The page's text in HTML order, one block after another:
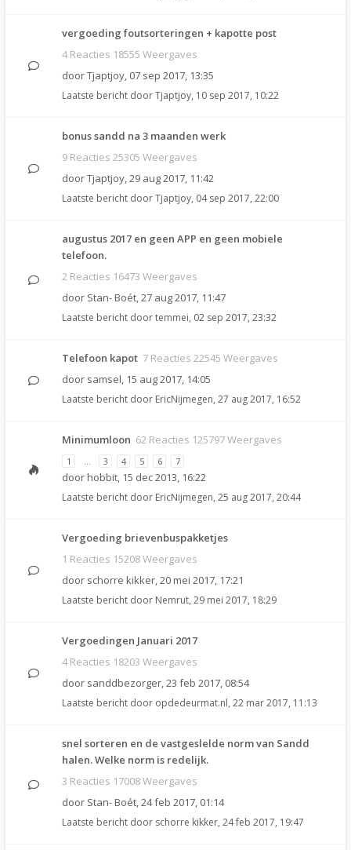
vergoeding foutsorteringen + kapotte post
4 Reacties 18555 Weergaves
doorTjaptjoy, 07 sep 2017, 13:35
Laatste bericht doorTjaptjoy, 10 sep 2017, 10:22
bonus sandd na 3 maanden werk
9 Reacties 25305 Weergaves
doorTjaptjoy,29 aug 2017, 11:42
Laatste bericht doorTjaptjoy, 04 sep 2017, 22:00
augustus 2017 en geen APP en geen mobiele
telefoon.
2 Reacties 16473 Weergaves
door Stan- Boét,27 aug 2017, 11:47
Laatste bericht doortemmei, 02 sep 2017, 23:32
Telefoon kapot 7 Reacties 22545 Weergaves
door samsel, 15 aug 2017, 14:05
Laatste bericht door EricNijmegen, 27 aug 2017, 16:52
Minimumloon 62 Reacties 125797 Weergaves
1 … 3 4 5 6 7
door hobbit, 15 dec 2013, 16:22
Laatste bericht door EricNijmegen, 25 aug 2017, 20:44
Vergoeding brievenbuspakketjes
1 Reacties 15208 Weergaves
door schorre kikker,20 mei 2017, 17:21
Laatste bericht door Nemrut, 29 mei 2017, 18:29
Vergoedingen Januari 2017
4 Reacties 18203 Weergaves
door sanddbezorger,23 feb 2017, 08:54
Laatste bericht door opdedeurmat.nl, 22 mar 2017, 11:13
snel sorteren en de vastgeslelde norm van Sandd
halen. Welke norm is redelijk.
3 Reacties 17008 Weergaves
door Stan- Boét,24 feb 2017, 01:14
Laatste bericht door schorre kikker, 24 feb 2017, 19:47